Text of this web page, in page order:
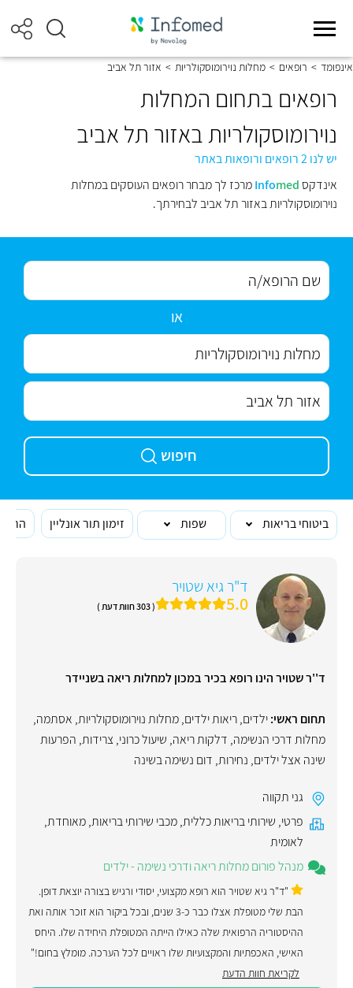
אינפומד > רופאים > מחלות נוירומוסקולריות > אזור תל אביב
רופאים בתחום המחלות
נוירומוסקולריות באזור תל אביב
יש לנו 2 רופאים ורופאות באתר
אינדקס
Infomed
מרכז לך מבחר רופאים העוסקים במחלות
נוירומוסקולריות באזור תל אביב לבחירתך.
או
חיפוש
ביטוחי בריאות שפות זימון תור אונליין
ד"ר גיא שטויר
5.0 ( 303 חוות דעת )
ד''ר שטויר הינו רופא בכיר במכון למחלות ריאה בשניידר
תחום ראשי:ילדים,ריאות ילדים,מחלות נוירומוסקולריות, אסתמה,
מחלות דרכי הנשימה, דלקות ריאה, שיעול כרוני, צרידות, הפרעות
שינה אצל ילדים, נחירות, דום נשימה בשינה
גני תקווה
פרטי, שירותי בריאות כללית,מכבי שירותי בריאות,מאוחדת,
לאומית
מנהל פורום מחלות ריאה ודרכי נשימה - ילדים
"ד"ר גיא שטויר הוא רופא מקצועי, יסודי ורגיש בצורה יוצאת דופן.
הבת שלי מטופלת אצלו כבר כ-3 שנים, ובכל ביקור הוא זוכר אותה ואת
ההיסטוריה הרפואית שלה כאילו הייתה המטופלת היחידה שלו. היחס
האישי, האכפתיות והמקצועיות שלו ראויים לכל הערכה. מומלץ בחום!"
לקריאת חוות הדעת